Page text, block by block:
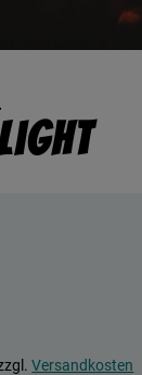
Versandkosten